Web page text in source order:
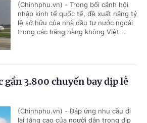
(Chinhphu.vn) - Trong bối cảnh hội
nhập kinh tế quốc tế, đề xuất nâng tỷ
lệ sở hữu của nhà đầu tư nước ngoài
trong các hãng hàng không Việt...
gần 3.800 chuyến bay dịp lễ
(Chinhphu.vn) - Đáp ứng nhu cầu đi
lại tăng cao của người dân trong dịp